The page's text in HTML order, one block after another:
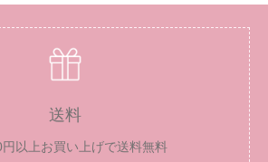
送料
以上お買い上げで送料無料